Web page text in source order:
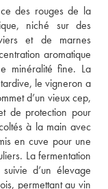
des rouges de la
niché sur des
et de marnes
aromatique
minéralité fine. La
le vigneron a
d’un vieux cep,
de protection pour
à la main avec
en cuve pour une
La fermentation
d’un élevage
permettant au vin